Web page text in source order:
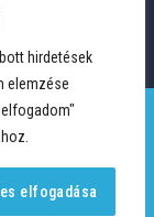
hirdetések
elemzése
elfogadása
fenntartva.